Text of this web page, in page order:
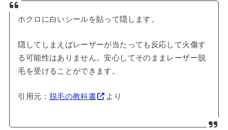
ホクロに白いシールを貼って隠します。
隠してしまえばレーザーが当たっても反応して火傷す
る可能性はありません。安心してそのままレーザー脱
毛を受けることができます。
引用元： 脱毛の教科書 より